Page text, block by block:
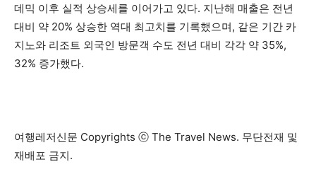
데믹 이후 실적 상승세를 이어가고 있다. 지난해 매출은 전년
대비 약 20% 상승한 역대 최고치를 기록했으며, 같은 기간 카
지노와 리조트 외국인 방문객 수도 전년 대비 각각 약 35%,
32% 증가했다.
여행레저신문 Copyrights ⓒ The Travel News. 무단전재 및
재배포 금지.